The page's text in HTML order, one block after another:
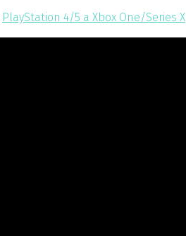
PlayStation 4/5 a Xbox One/Series X